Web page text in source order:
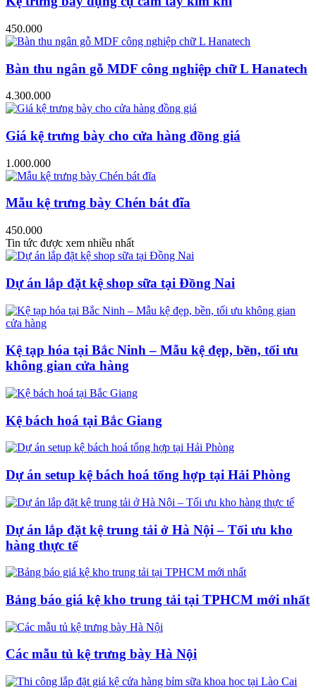
450.000
Bàn thu ngân gỗ MDF công nghiệp chữ L Hanatech
4.300.000
Giá kệ trưng bày cho cửa hàng đồng giá
1.000.000
Mẫu kệ trưng bày Chén bát đĩa
450.000
Tin tức được xem nhiều nhất
Dự án lắp đặt kệ shop sữa tại Đồng Nai
Kệ tạp hóa tại Bắc Ninh – Mẫu kệ đẹp, bền, tối ưu
không gian cửa hàng
Kệ bách hoá tại Bắc Giang
Dự án setup kệ bách hoá tổng hợp tại Hải Phòng
Dự án lắp đặt kệ trung tải ở Hà Nội – Tối ưu kho
hàng thực tế
Bảng báo giá kệ kho trung tải tại TPHCM mới nhất
Các mẫu tủ kệ trưng bày Hà Nội